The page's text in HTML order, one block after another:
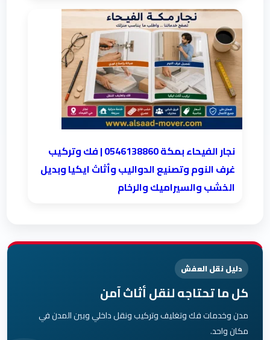
نجار الفيحاء بمكة 0546138860⁩ | فك وتركيب
غرف النوم وتصنيع الدواليب وأثاث ايكيا وبديل
الخشب والسيراميك والرخام
دليل نقل العفش
كل ما تحتاجه لنقل أثاث آمن
مدن وخدمات فك وتغليف وتركيب ونقل داخلي وبين المدن في
مكان واحد.